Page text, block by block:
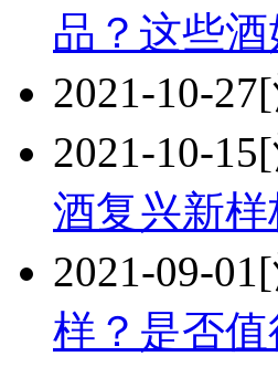
品？这些酒
2021-10-27
2021-10-15
酒复兴新样
2021-09-01
样？是否值